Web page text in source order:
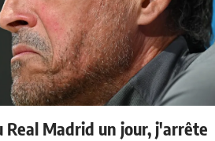
Madrid un jour, j'arrête